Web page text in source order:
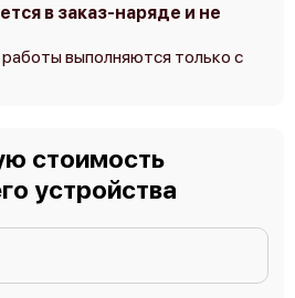
LEGRIA HF R76
LEGRIA HF R78
в заказ-наряде и не
выполняются только с
стоимость
устройства